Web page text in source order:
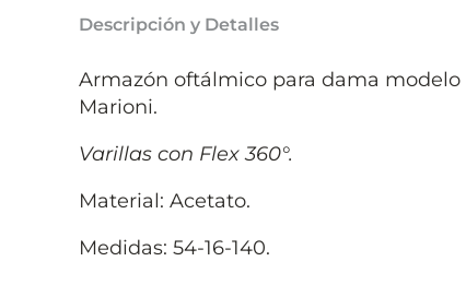
Descripción y Detalles
Armazón oftálmico para dama modelo
Marioni.
Varillas con Flex 360°.
Material: Acetato.
Medidas: 54-16-140.